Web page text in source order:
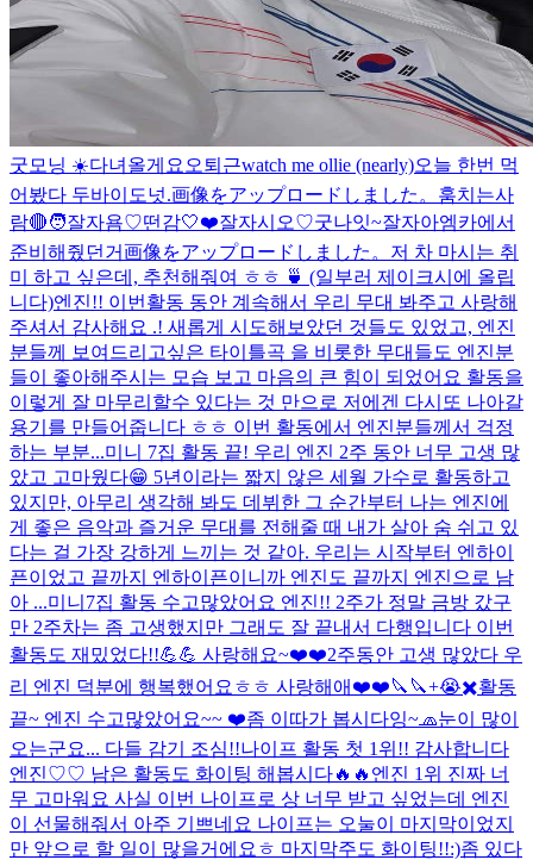
굿모닝 ☀️다녀올게요오퇴근watch me ollie (nearly)오늘 한번 먹
어봤다 두바이도넛.画像をアップロードしました。 훔치는사
람🔴🧑잘자욤♡떤감🤍❤️잘자시오♡굿나잇~잘자아엠카에서
준비해줬던거画像をアップロードしました。 저 차 마시는 취
미 하고 싶은데, 추천해줘여 ㅎㅎ 🍵 (일부러 제이크시에 올립
니다)엔진!! 이번활동 동안 계속해서 우리 무대 봐주고 사랑해
주셔서 감사해요 .! 새롭게 시도해보았던 것들도 있었고, 엔진
분들께 보여드리고싶은 타이틀곡 을 비롯한 무대들도 엔진분
들이 좋아해주시는 모습 보고 마음의 큰 힘이 되었어요 활동을
이렇게 잘 마무리할수 있다는 것 만으로 저에겐 다시또 나아갈
용기를 만들어줍니다 ㅎㅎ 이번 활동에서 엔진분들께서 걱정
하는 부분...미니 7집 활동 끝! 우리 엔진 2주 동안 너무 고생 많
았고 고마웠다😁 5년이라는 짧지 않은 세월 가수로 활동하고
있지만, 아무리 생각해 봐도 데뷔한 그 순간부터 나는 엔진에
게 좋은 음악과 즐거운 무대를 전해줄 때 내가 살아 숨 쉬고 있
다는 걸 가장 강하게 느끼는 것 같아. 우리는 시작부터 엔하이
픈이었고 끝까지 엔하이픈이니까 엔진도 끝까지 엔진으로 남
아 ...미니7집 활동 수고많았어요 엔진!! 2주가 정말 금방 갔구
만 2주차는 좀 고생했지만 그래도 잘 끝내서 다행입니다 이번
활동도 재밌었다!!💪💪 사랑해요~❤️❤️2주동안 고생 많았다 우
리 엔진 덕분에 행복했어요ㅎㅎ 사랑해애❤️❤️🔪🔪+😭✖️활동
끝~ 엔진 수고많았어요~~ ❤️좀 이따가 봅시다잉~ 🧢눈이 많이
오는군요... 다들 감기 조심!!나이프 활동 첫 1위!! 감사합니다
엔진♡♡ 남은 활동도 화이팅 해봅시다🔥🔥 엔진 1위 진짜 너
무 고마워요 사실 이번 나이프로 상 너무 받고 싶었는데 엔진
이 선물해줘서 아주 기쁘네요 나이프는 오눌이 마지막이었지
만 앞으로 할 일이 많을거에요ㅎ 마지막주도 화이팅!!:)좀 있다